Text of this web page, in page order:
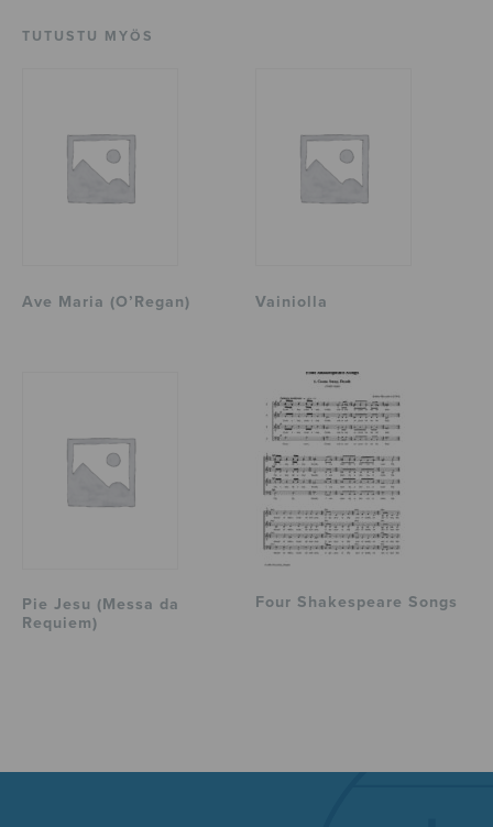
TUTUSTU MYÖS
Ave Maria (O’Regan) Vainiolla
Pie Jesu (Messa da
Requiem)
Four Shakespeare Songs